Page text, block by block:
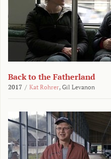
Back to the Fatherland
2017 / Kat Rohrer, Gil Levanon